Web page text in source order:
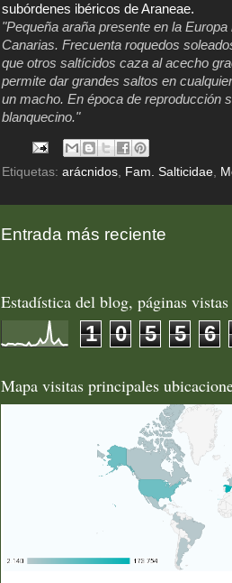
subórdenes ibéricos de Araneae.
"Pequeña araña presente en la
Canarias. Frecuenta roquedos
que otros saltícidos caza al acecho
permite dar grandes saltos en
un macho. En época de reproducción
blanquecino."
Etiquetas: arácnidos Fam. Salticidae
Entrada más reciente
Estadística del blog, páginas
1 0 5 5 6
Mapa visitas principales